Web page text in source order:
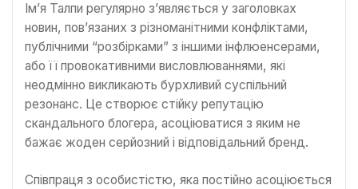
Ім’я Талпи регулярно з’являється у заголовках
новин, пов’язаних з різноманітними конфліктами,
публічними “розбірками” з іншими інфлюенсерами,
або її провокативними висловлюваннями, які
неодмінно викликають бурхливий суспільний
резонанс. Це створює стійку репутацію
скандального блогера, асоціюватися з яким не
бажає жоден серйозний і відповідальний бренд.
Співпраця з особистістю, яка постійно асоціюється